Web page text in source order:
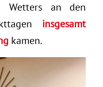
Wetters an den
insgesamt
kamen.